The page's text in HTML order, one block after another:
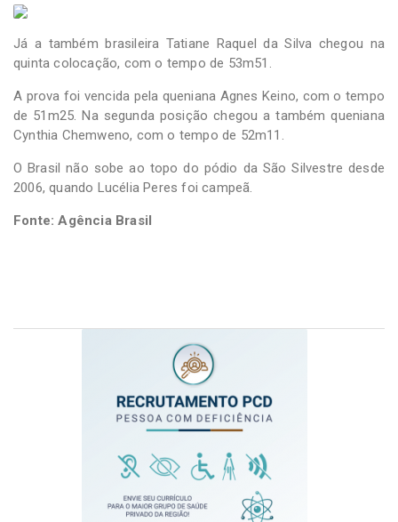
Já a também brasileira Tatiane Raquel da Silva chegou na
quinta colocação, com o tempo de 53m51.
A prova foi vencida pela queniana Agnes Keino, com o tempo
de 51m25. Na segunda posição chegou a também queniana
Cynthia Chemweno, com o tempo de 52m11.
O Brasil não sobe ao topo do pódio da São Silvestre desde
2006, quando Lucélia Peres foi campeã.
Fonte: Agência Brasil